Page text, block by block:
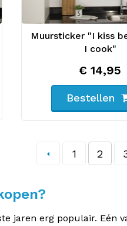
Muursticker "I kiss
I cook"
€ 14,95
Bestellen
1 2
jaren erg populair. Eén